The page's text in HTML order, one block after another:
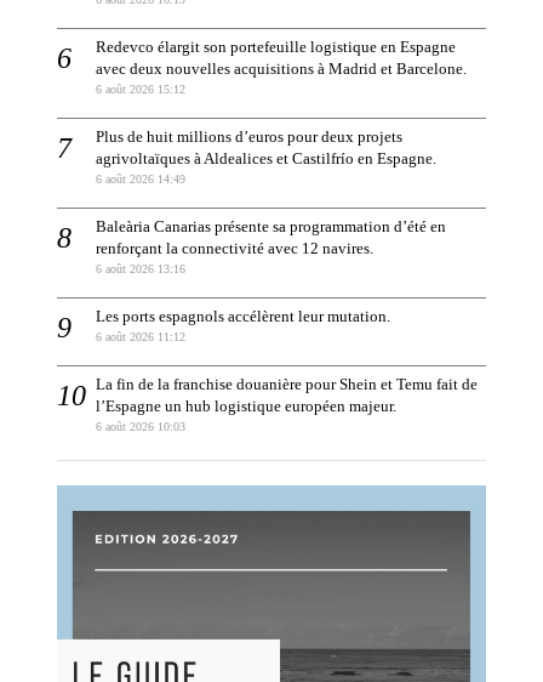
Redevco élargit son portefeuille logistique en Espagne
avec deux nouvelles acquisitions à Madrid et Barcelone.
6 août 2026 15:12
Plus de huit millions d’euros pour deux projets
agrivoltaïques à Aldealices et Castilfrío en Espagne.
6 août 2026 14:49
Baleària Canarias présente sa programmation d’été en
renforçant la connectivité avec 12 navires.
6 août 2026 13:16
Les ports espagnols accélèrent leur mutation.
6 août 2026 11:12
La fin de la franchise douanière pour Shein et Temu fait de
l’Espagne un hub logistique européen majeur.
6 août 2026 10:03